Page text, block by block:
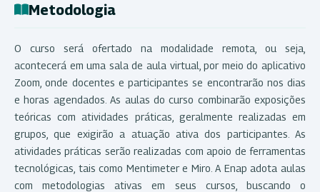
Metodologia
O curso será ofertado na modalidade remota, ou seja,
acontecerá em uma sala de aula virtual, por meio do aplicativo
Zoom, onde docentes e participantes se encontrarão nos dias
e horas agendados. As aulas do curso combinarão exposições
teóricas com atividades práticas, geralmente realizadas em
grupos, que exigirão a atuação ativa dos participantes. As
atividades práticas serão realizadas com apoio de ferramentas
tecnológicas, tais como Mentimeter e Miro. A Enap adota aulas
com metodologias ativas em seus cursos, buscando o